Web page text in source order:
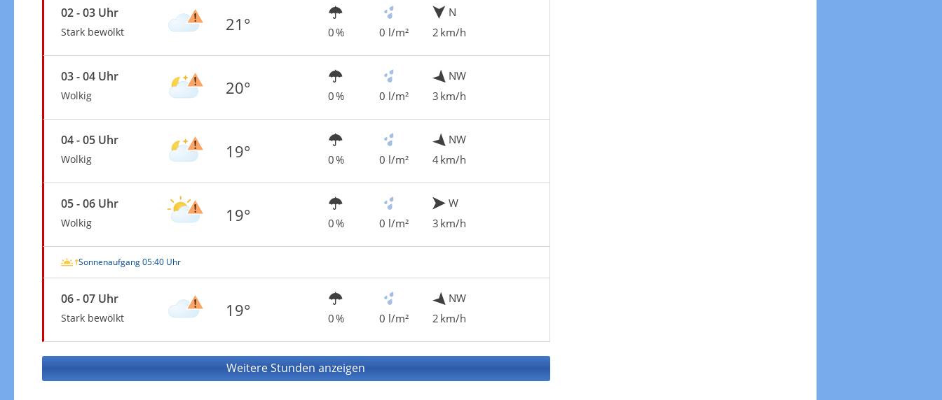
02 - 03 Uhr
Stark bewölkt 21° 0 % 0 l/m²
N
2 km/h
03 - 04 Uhr
Wolkig 20° 0 % 0 l/m²
NW
3 km/h
04 - 05 Uhr
Wolkig 19° 0 % 0 l/m²
NW
4 km/h
05 - 06 Uhr
Wolkig 19° 0 % 0 l/m²
W
3 km/h
Sonnenaufgang 05:40 Uhr
06 - 07 Uhr
Stark bewölkt 19° 0 % 0 l/m²
NW
2 km/h
Weitere Stunden anzeigen